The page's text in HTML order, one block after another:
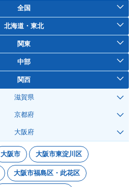
全国
北海道・東北
関東
中部
関西
滋賀県
京都府
大阪府
大阪市 大阪市東淀川区
大阪市福島区・此花区